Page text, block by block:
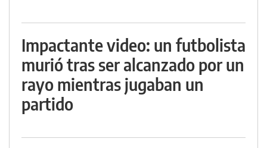
Impactante video: un futbolista
murió tras ser alcanzado por un
rayo mientras jugaban un
partido